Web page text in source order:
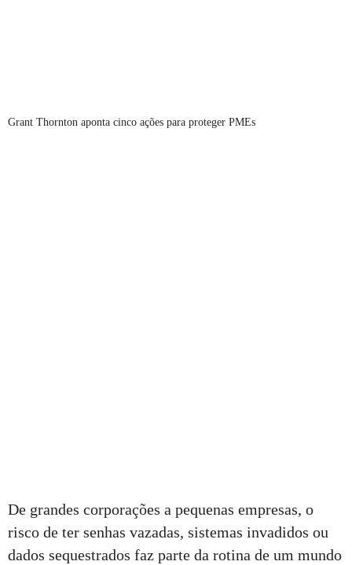
Grant Thornton aponta cinco ações para proteger PMEs
De grandes corporações a pequenas empresas, o
risco de ter senhas vazadas, sistemas invadidos ou
dados sequestrados faz parte da rotina de um mundo